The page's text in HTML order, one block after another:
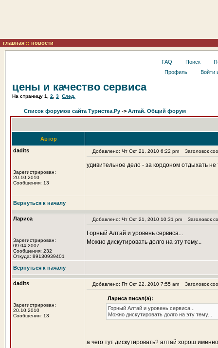
главная :: новости
FAQ Поиск
Профиль
Войти
цены и качество сервиса
На страницу 1 2 3 След.
Список форумов сайта Туристка.Ру -> Алтай. Общий форум
Автор
dadits
Зарегистрирован:
20.10.2010
Сообщения: 13
Добавлено: Чт Окт 21, 2010 6:22 pm Заголовок
удивительное дело - за кордоном отдыхать
Вернуться к началу
Лариса
Зарегистрирован:
09.04.2007
Сообщения: 232
Откуда: 89130939401
Добавлено: Чт Окт 21, 2010 10:31 pm Заголовок
Горный Алтай и уровень сервиса...
Можно дискутировать долго на эту тему...
Вернуться к началу
dadits
Зарегистрирован:
20.10.2010
Сообщения: 13
Добавлено: Пт Окт 22, 2010 7:55 am Заголовок
Лариса писал(а):
Горный Алтай и уровень сервиса...
Можно дискутировать долго на эту тему...
а чего тут дискутировать? алтай хорош